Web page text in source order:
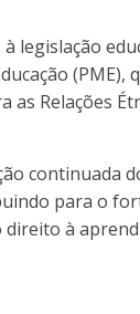
legislação
(PME),
Relações
continuada
para o
à